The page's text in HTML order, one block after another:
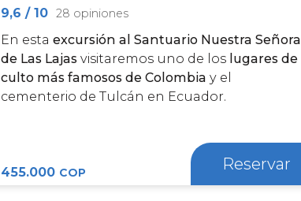
9,6 / 10 28 opiniones
En esta excursión al Santuario Nuestra Señora
de Las Lajas visitaremos uno de los lugares de
culto más famosos de Colombia y el
cementerio de Tulcán en Ecuador.
455.000 COP Reservar